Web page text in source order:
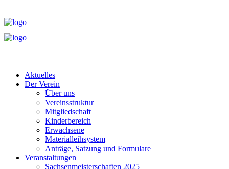
Aktuelles
Der Verein
Über uns
Vereinsstruktur
Mitgliedschaft
Kinderbereich
Erwachsene
Materialleihsystem
Anträge, Satzung und Formulare
Veranstaltungen
Sachsenmeisterschaften 2025